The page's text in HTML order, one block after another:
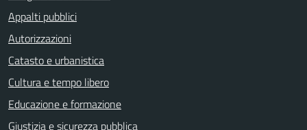
Appalti pubblici
Autorizzazioni
Catasto e urbanistica
Cultura e tempo libero
Educazione e formazione
Giustizia e sicurezza pubblica